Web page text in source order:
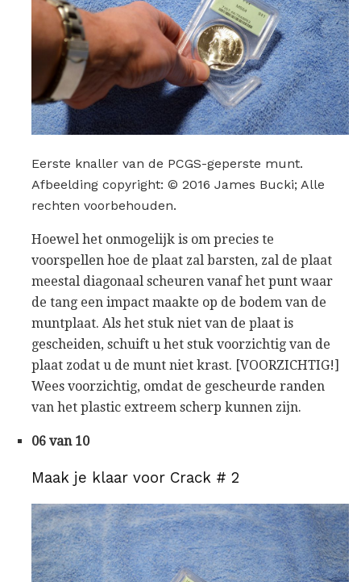
Eerste knaller van de PCGS-geperste munt.
Afbeelding copyright: © 2016 James Bucki; Alle
rechten voorbehouden.
Hoewel het onmogelijk is om precies te
voorspellen hoe de plaat zal barsten, zal de plaat
meestal diagonaal scheuren vanaf het punt waar
de tang een impact maakte op de bodem van de
muntplaat. Als het stuk niet van de plaat is
gescheiden, schuift u het stuk voorzichtig van de
plaat zodat u de munt niet krast. [VOORZICHTIG!]
Wees voorzichtig, omdat de gescheurde randen
van het plastic extreem scherp kunnen zijn.
06 van 10
Maak je klaar voor Crack # 2